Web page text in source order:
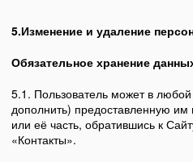
5.Изменение и удаление
Обязательное хранение
5.1. Пользователь может в
дополнить) предоставленную
или её часть, обратившись к
«Контакты».